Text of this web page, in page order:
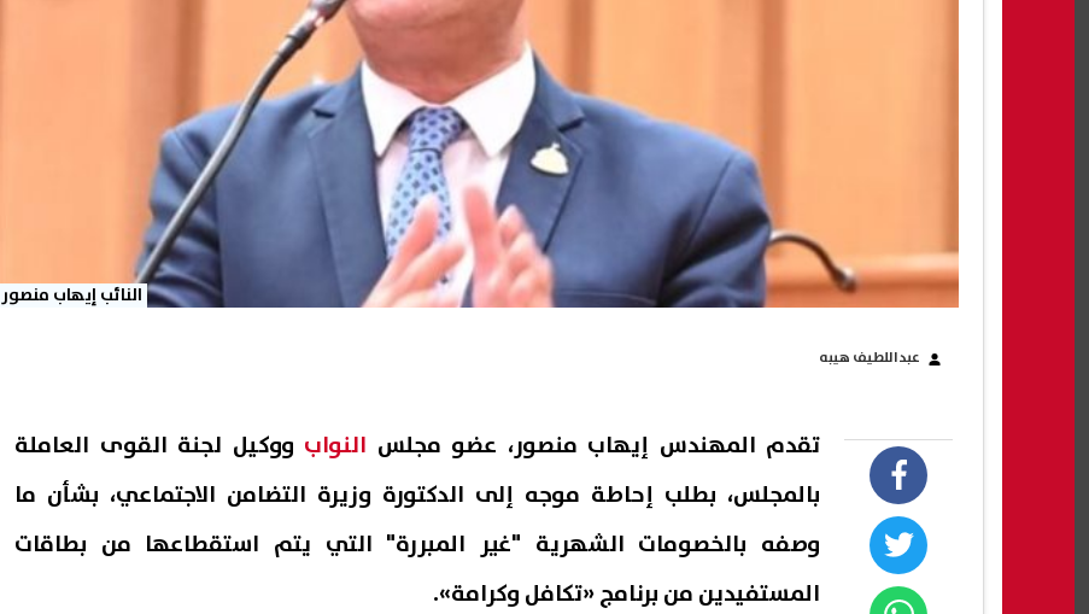
النائب إيهاب منصور
عبداللطيف هيبه
تقدم المهندس إيهاب منصور، عضو مجلس النواب ووكيل لجنة القوى العاملة
بالمجلس، بطلب إحاطة موجه إلى الدكتورة وزيرة التضامن الاجتماعي، بشأن ما
وصفه بالخصومات الشهرية "غير المبررة" التي يتم استقطاعها من بطاقات
المستفيدين من برنامج «تكافل وكرامة».